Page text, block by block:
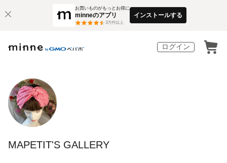
お買いものがもっとお得に
minneのアプリ
3万件以上
インストールする
ログイン
MAPETIT'S GALLERY